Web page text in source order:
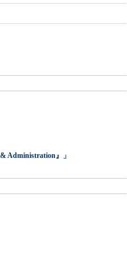
Administration』」